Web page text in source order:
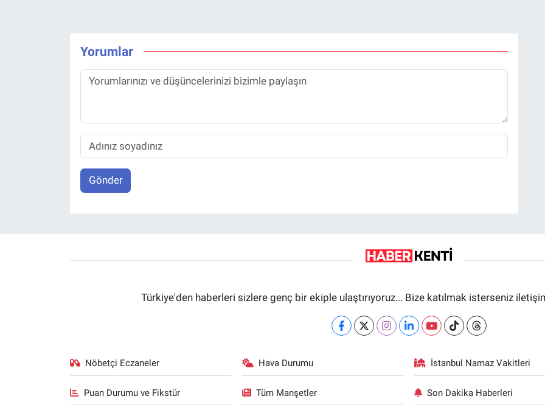
Yorumlar
Gönder
Türkiye'den haberleri sizlere genç bir ekiple ulaştırıyoruz... Bize katılmak isterseniz
Nöbetçi Eczaneler Hava Durumu İstanbul Namaz Vakitleri
Puan Durumu ve Fikstür Tüm Manşetler Son Dakika Haberleri